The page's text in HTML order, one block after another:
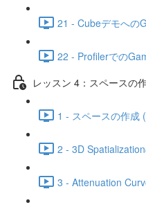
21 - Cubeデモへの
22 - Profilerでの
レッスン 4：スペースの
1 - スペースの作成
2 - 3D
3 - Attenuation